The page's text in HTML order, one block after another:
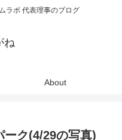
ラボ 代表理事のブログ
ね
About
ーク(4/29の写真)